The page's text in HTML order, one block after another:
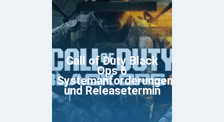
Call of Duty Black
Ops 6
Systemanforderungen
und Releasetermin